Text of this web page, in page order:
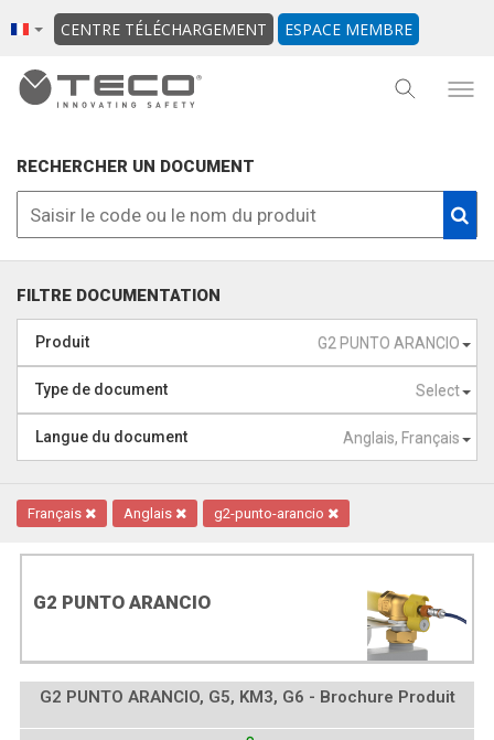
CENTRE TÉLÉCHARGEMENT ESPACE MEMBRE
RECHERCHER UN DOCUMENT
FILTRE DOCUMENTATION
G2 PUNTO ARANCIO
Produit
Select
Type de document
Anglais, Français
Langue du document
Français Anglais g2-punto-arancio
G2 PUNTO ARANCIO
G2 PUNTO ARANCIO, G5, KM3, G6 - Brochure Produit